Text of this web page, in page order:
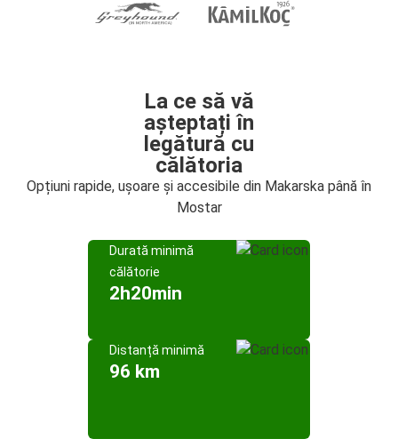
La ce să vă
așteptați în
legătură cu
călătoria
Opțiuni rapide, ușoare și accesibile din Makarska până în
Mostar
Durată minimă
călătorie
2h20min
Distanță minimă
96 km